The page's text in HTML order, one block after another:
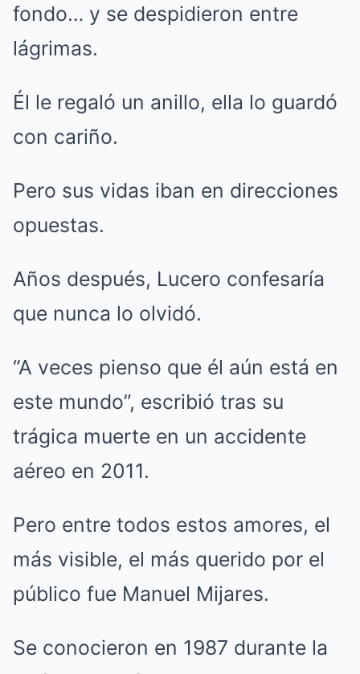
fondo… y se despidieron entre
lágrimas.
Él le regaló un anillo, ella lo guardó
con cariño.
Pero sus vidas iban en direcciones
opuestas.
Años después, Lucero confesaría
que nunca lo olvidó.
“A veces pienso que él aún está en
este mundo”, escribió tras su
trágica muerte en un accidente
aéreo en 2011.
Pero entre todos estos amores, el
más visible, el más querido por el
público fue Manuel Mijares.
Se conocieron en 1987 durante la